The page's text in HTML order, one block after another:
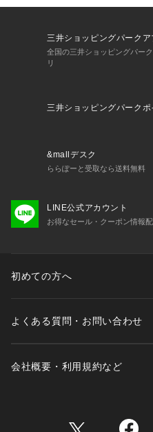
三井ショッピングパークア
全国の三井ショッピングパー
リ
三井ショッピングパークポ
&mallデスク
ららぽーと受取なら送料無料
LINE公式アカウント
お得なセール・クーポン情報
初めての方へ
よくある質問・お問い合わせ
会社概要・利用規約など